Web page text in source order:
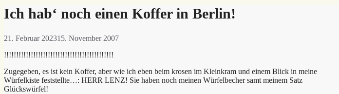
Ich hab‘ noch einen Koffer in Berlin!
21. Februar 202315. November 2007
!!!!!!!!!!!!!!!!!!!!!!!!!!!!!!!!!!!!!!!!!!!!!
Zugegeben, es ist kein Koffer, aber wie ich eben beim krosen im Kleinkram und einem Blick in meine
Würfelkiste feststellte…: HERR LENZ! Sie haben noch meinen Würfelbecher samt meinem Satz
Glückswürfel!